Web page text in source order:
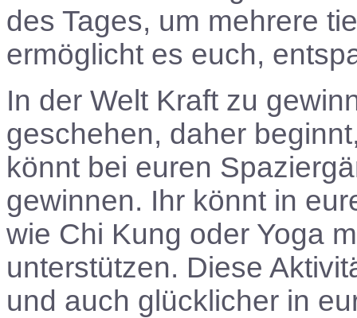
des Tages, um mehrere
ermöglicht es euch,
In der Welt Kraft zu
geschehen, daher
könnt bei euren
gewinnen. Ihr könnt in
wie Chi Kung oder Yoga
unterstützen. Diese
und auch glücklicher in